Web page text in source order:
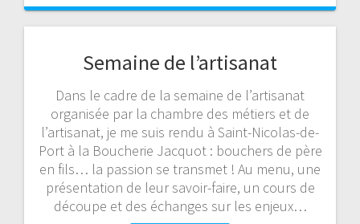
Semaine de l’artisanat
Dans le cadre de la semaine de l’artisanat
organisée par la chambre des métiers et de
l’artisanat, je me suis rendu à Saint-Nicolas-de-
Port à la Boucherie Jacquot : bouchers de père
en fils… la passion se transmet ! Au menu, une
présentation de leur savoir-faire, un cours de
découpe et des échanges sur les enjeux…